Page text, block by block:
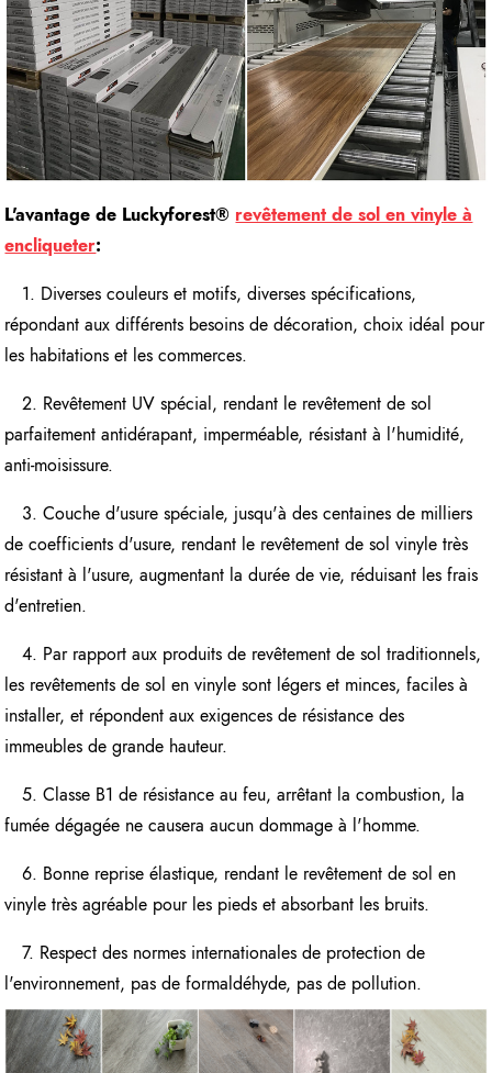
L'avantage de Luckyforest® revêtement de sol en vinyle à
encliqueter:
1. Diverses couleurs et motifs, diverses spécifications,
répondant aux différents besoins de décoration, choix idéal pour
les habitations et les commerces.
2. Revêtement UV spécial, rendant le revêtement de sol
parfaitement antidérapant, imperméable, résistant à l'humidité,
anti-moisissure.
3. Couche d'usure spéciale, jusqu'à des centaines de milliers
de coefficients d'usure, rendant le revêtement de sol vinyle très
résistant à l'usure, augmentant la durée de vie, réduisant les frais
d'entretien.
4. Par rapport aux produits de revêtement de sol traditionnels,
les revêtements de sol en vinyle sont légers et minces, faciles à
installer, et répondent aux exigences de résistance des
immeubles de grande hauteur.
5. Classe B1 de résistance au feu, arrêtant la combustion, la
fumée dégagée ne causera aucun dommage à l'homme.
6. Bonne reprise élastique, rendant le revêtement de sol en
vinyle très agréable pour les pieds et absorbant les bruits.
7. Respect des normes internationales de protection de
l'environnement, pas de formaldéhyde, pas de pollution.